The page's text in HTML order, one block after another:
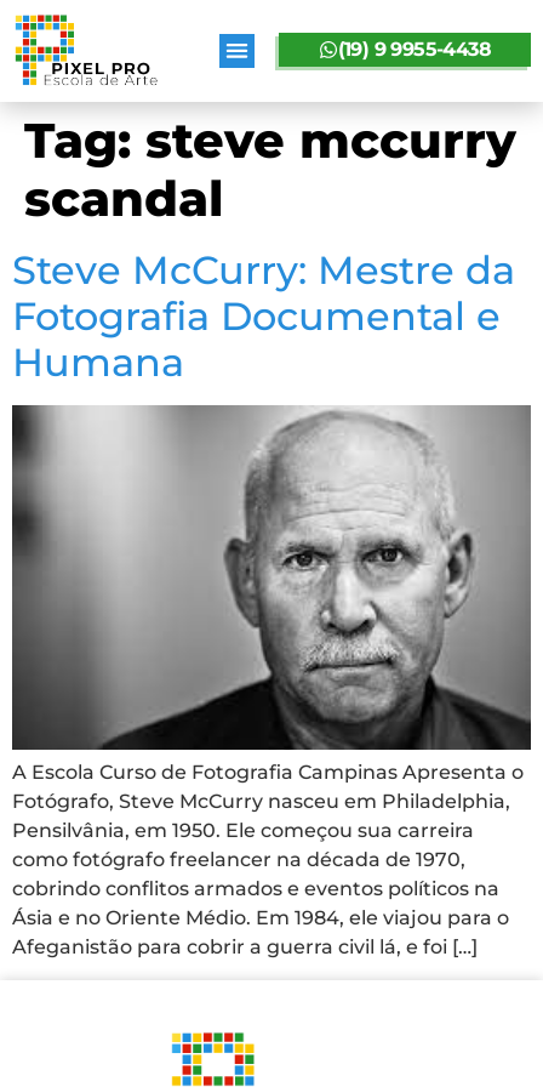
(19) 9 9955-4438
Tag: steve mccurry
scandal
Steve McCurry: Mestre da
Fotografia Documental e
Humana
A Escola Curso de Fotografia Campinas Apresenta o
Fotógrafo, Steve McCurry nasceu em Philadelphia,
Pensilvânia, em 1950. Ele começou sua carreira
como fotógrafo freelancer na década de 1970,
cobrindo conflitos armados e eventos políticos na
Ásia e no Oriente Médio. Em 1984, ele viajou para o
Afeganistão para cobrir a guerra civil lá, e foi […]